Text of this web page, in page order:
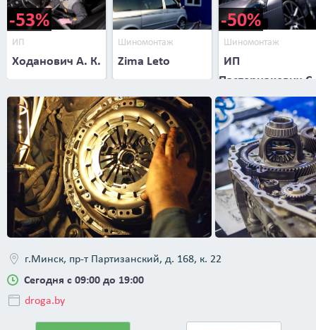
-53%
ИП
Ходанович А. К.
Шиномонтаж
Zima Leto
-50%
Шиномонтаж
ИП
Пастернакевич С.
В.
г.Минск, пр-т Партизанский, д. 168, к. 22
Сегодня с 09:00 до 19:00
droga.by